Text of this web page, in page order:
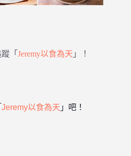
「 Jeremy以食為天 」！
Jeremy以食為天 」吧！